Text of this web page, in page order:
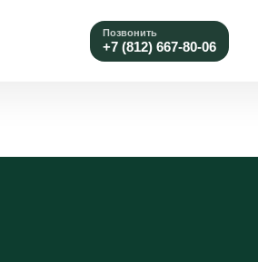
Позвонить
+7 (812) 667-80-06